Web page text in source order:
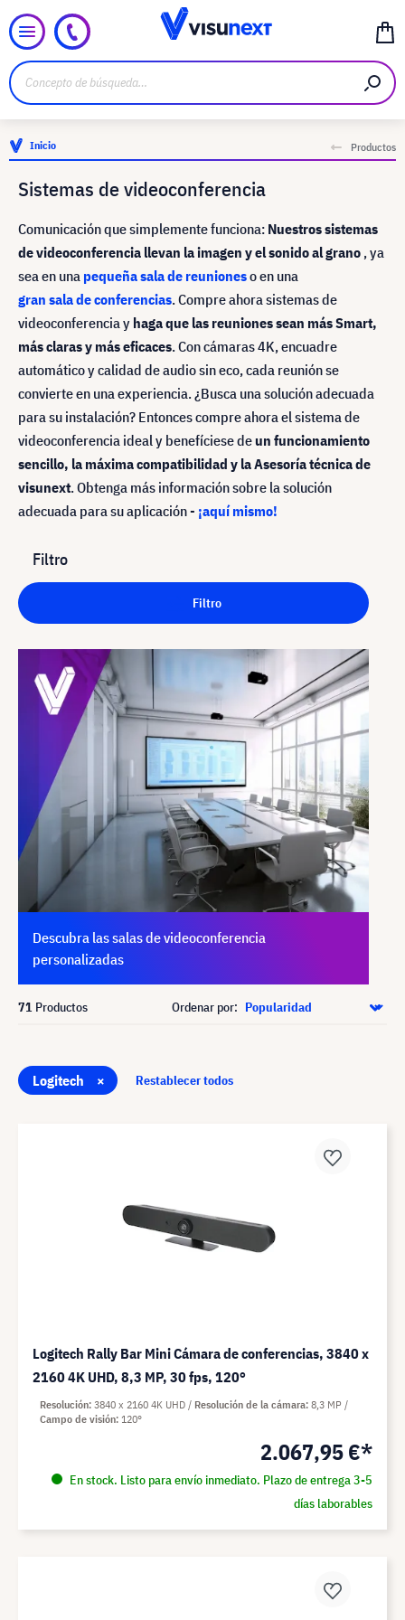
Inicio Productos
Sistemas de videoconferencia
Comunicación que simplemente funciona: Nuestros sistemas
de videoconferencia llevan la imagen y el sonido al grano , ya
sea en una pequeña sala de reunioneso en una
gran sala de conferencias. Compre ahora sistemas de
videoconferencia y haga que las reuniones sean más Smart,
más claras y más eficaces. Con cámaras 4K, encuadre
automático y calidad de audio sin eco, cada reunión se
convierte en una experiencia. ¿Busca una solución adecuada
para su instalación? Entonces compre ahora el sistema de
videoconferencia ideal y benefíciese deun funcionamiento
sencillo, la máxima compatibilidad y la Asesoría técnica de
visunext. Obtenga más información sobre la solución
adecuada para su aplicación - ¡aquí mismo!
Filtro
Filtro
Descubra las salas de videoconferencia
personalizadas
71 Productos Ordenar por:
Logitech × Restablecer todos
Logitech Rally Bar Mini Cámara de conferencias, 3840 x
2160 4K UHD, 8,3 MP, 30 fps, 120°
2.067,95 €*
En stock. Listo para envío inmediato. Plazo de entrega 3-5
días laborables
Resolución 3840 x 2160 4K UHD Resolución de la cámara 8,3 MP
Campo de visión 120°